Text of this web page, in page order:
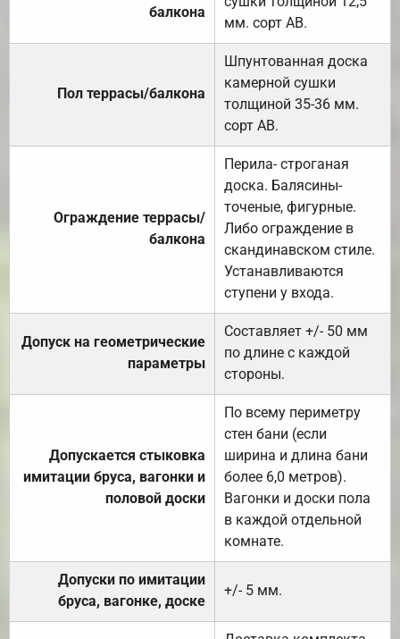
балкона
мм. сорт АВ.
Пол террасы/балкона
Шпунтованная доска
камерной сушки
толщиной 35-36 мм.
сорт АВ.
Ограждение террасы/
балкона
Перила- строганая
доска. Балясины-
точеные, фигурные.
Либо ограждение в
скандинавском стиле.
Устанавливаются
ступени у входа.
Допуск на геометрические
параметры
Составляет +/- 50 мм
по длине с каждой
стороны.
Допускается стыковка
имитации бруса, вагонки и
половой доски
По всему периметру
стен бани (если
ширина и длина бани
более 6,0 метров).
Вагонки и доски пола
в каждой отдельной
комнате.
Допуски по имитации
бруса, вагонке, доске
+/- 5 мм.